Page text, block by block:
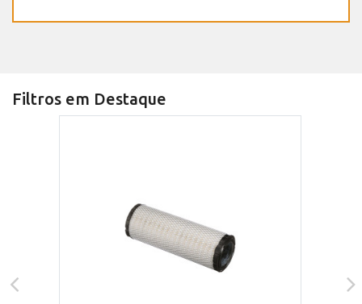
Filtros em Destaque